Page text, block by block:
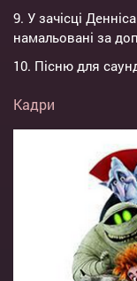
9. У зачісці
намальовані за
10. Пісню для
Кадри